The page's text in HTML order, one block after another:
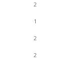
2
1
2
2